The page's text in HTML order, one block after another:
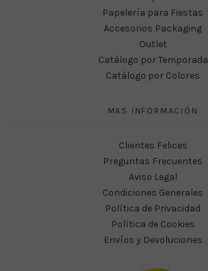
Papelería para Fiestas
Accesorios Packaging
Outlet
Catálogo por Temporada
Catálogo por Colores
MAS INFORMACIÓN
Clientes Felices
Preguntas Frecuentes
Aviso Legal
Condiciones Generales
Política de Privacidad
Política de Cookies
Envíos y Devoluciones